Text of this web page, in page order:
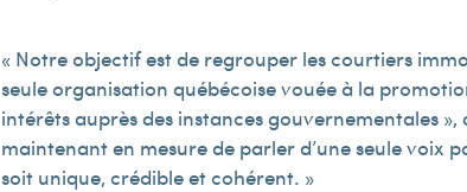
« Notre objectif est de regrouper les courtiers
seule organisation québécoise vouée à la
intérêts auprès des instances gouvernementales
maintenant en mesure de parler d’une seule voix
soit unique, crédible et cohérent. »